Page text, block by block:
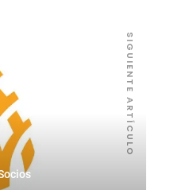
SIGUIENTE ARTÍCULO